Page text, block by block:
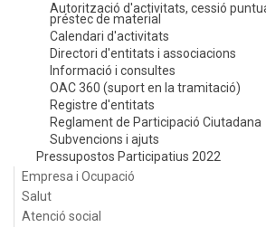
Autorització d'activitats, cessió
préstec de material
Calendari d'activitats
Directori d'entitats i associacions
Informació i consultes
OAC 360 (suport en la tramitació)
Registre d'entitats
Reglament de Participació Ciutadana
Subvencions i ajuts
Pressupostos Participatius 2022
Empresa i Ocupació
Salut
Atenció social